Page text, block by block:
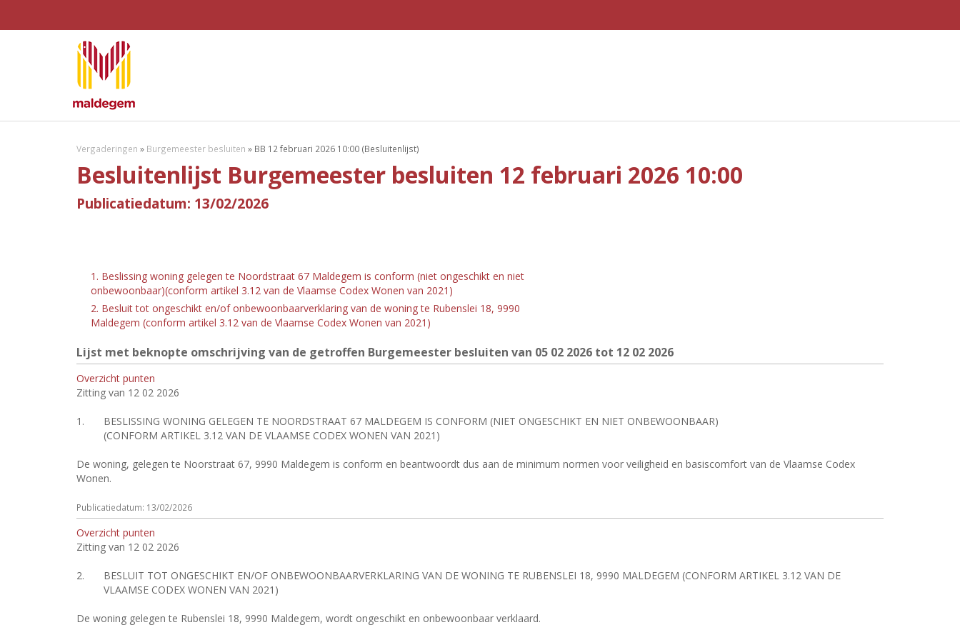
Vergaderingen » Burgemeester besluiten » BB 12 februari 2026 10:00 (Besluitenlijst)
Besluitenlijst Burgemeester besluiten 12 februari 2026 10:00
Publicatiedatum: 13/02/2026
1. Beslissing woning gelegen te Noordstraat 67 Maldegem is conform (niet ongeschikt en niet
onbewoonbaar)(conform artikel 3.12 van de Vlaamse Codex Wonen van 2021)
2. Besluit tot ongeschikt en/of onbewoonbaarverklaring van de woning te Rubenslei 18, 9990
Maldegem (conform artikel 3.12 van de Vlaamse Codex Wonen van 2021)
Lijst met beknopte omschrijving van de getroffen Burgemeester besluiten van 05 02 2026 tot 12 02 2026
Overzicht punten
Zitting van 12 02 2026
1.
BESLISSING WONING GELEGEN TE NOORDSTRAAT 67 MALDEGEM IS CONFORM (NIET ONGESCHIKT EN NIET ONBEWOONBAAR)
(CONFORM ARTIKEL 3.12 VAN DE VLAAMSE CODEX WONEN VAN 2021)
De woning, gelegen te Noorstraat 67, 9990 Maldegem is conform en beantwoordt dus aan de minimum normen voor veiligheid en basiscomfort van de Vlaamse Codex
Wonen.
Publicatiedatum: 13/02/2026
Overzicht punten
Zitting van 12 02 2026
2.
BESLUIT TOT ONGESCHIKT EN/OF ONBEWOONBAARVERKLARING VAN DE WONING TE RUBENSLEI 18, 9990 MALDEGEM (CONFORM ARTIKEL 3.12 VAN DE
VLAAMSE CODEX WONEN VAN 2021)
De woning gelegen te Rubenslei 18, 9990 Maldegem, wordt ongeschikt en onbewoonbaar verklaard.